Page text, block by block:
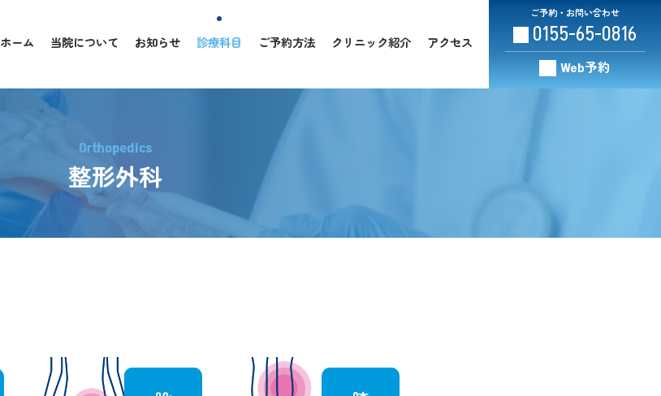
ホーム 当院について お知らせ 診療科目 ご予約方法 クリニック紹介 アクセス
ご予約・お問い合わせ
0155-65-0816
Web予約
Orthopedics
整形外科